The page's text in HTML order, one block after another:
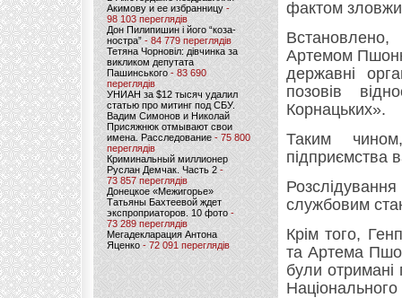
Акимову и ее избранницу -
98 103 переглядів
Дон Пилипишин і його “коза-
ностра” - 84 779 переглядів
Тетяна Чорновіл: дівчинка за
викликом депутата
Пашинського- 83 690
переглядів
УНИАН за $12 тысяч удалил
статью про митинг под СБУ.
Вадим Симонов и Николай
Присяжнюк отмывают свои
имена. Расследование - 75 800
переглядів
Криминальный миллионер
Руслан Демчак. Часть 2-
73 857 переглядів
Донецкое «Межигорье»
Татьяны Бахтеевой ждет
экспроприаторов. 10 фото -
73 289 переглядів
Мегадекларация Антона
Яценко - 72 091 переглядів
фактом
Артемом
державні
позовів
Корнацьких».
Таким
підприємства
службовим
Крім того,
та Артема
були отримані
Національного